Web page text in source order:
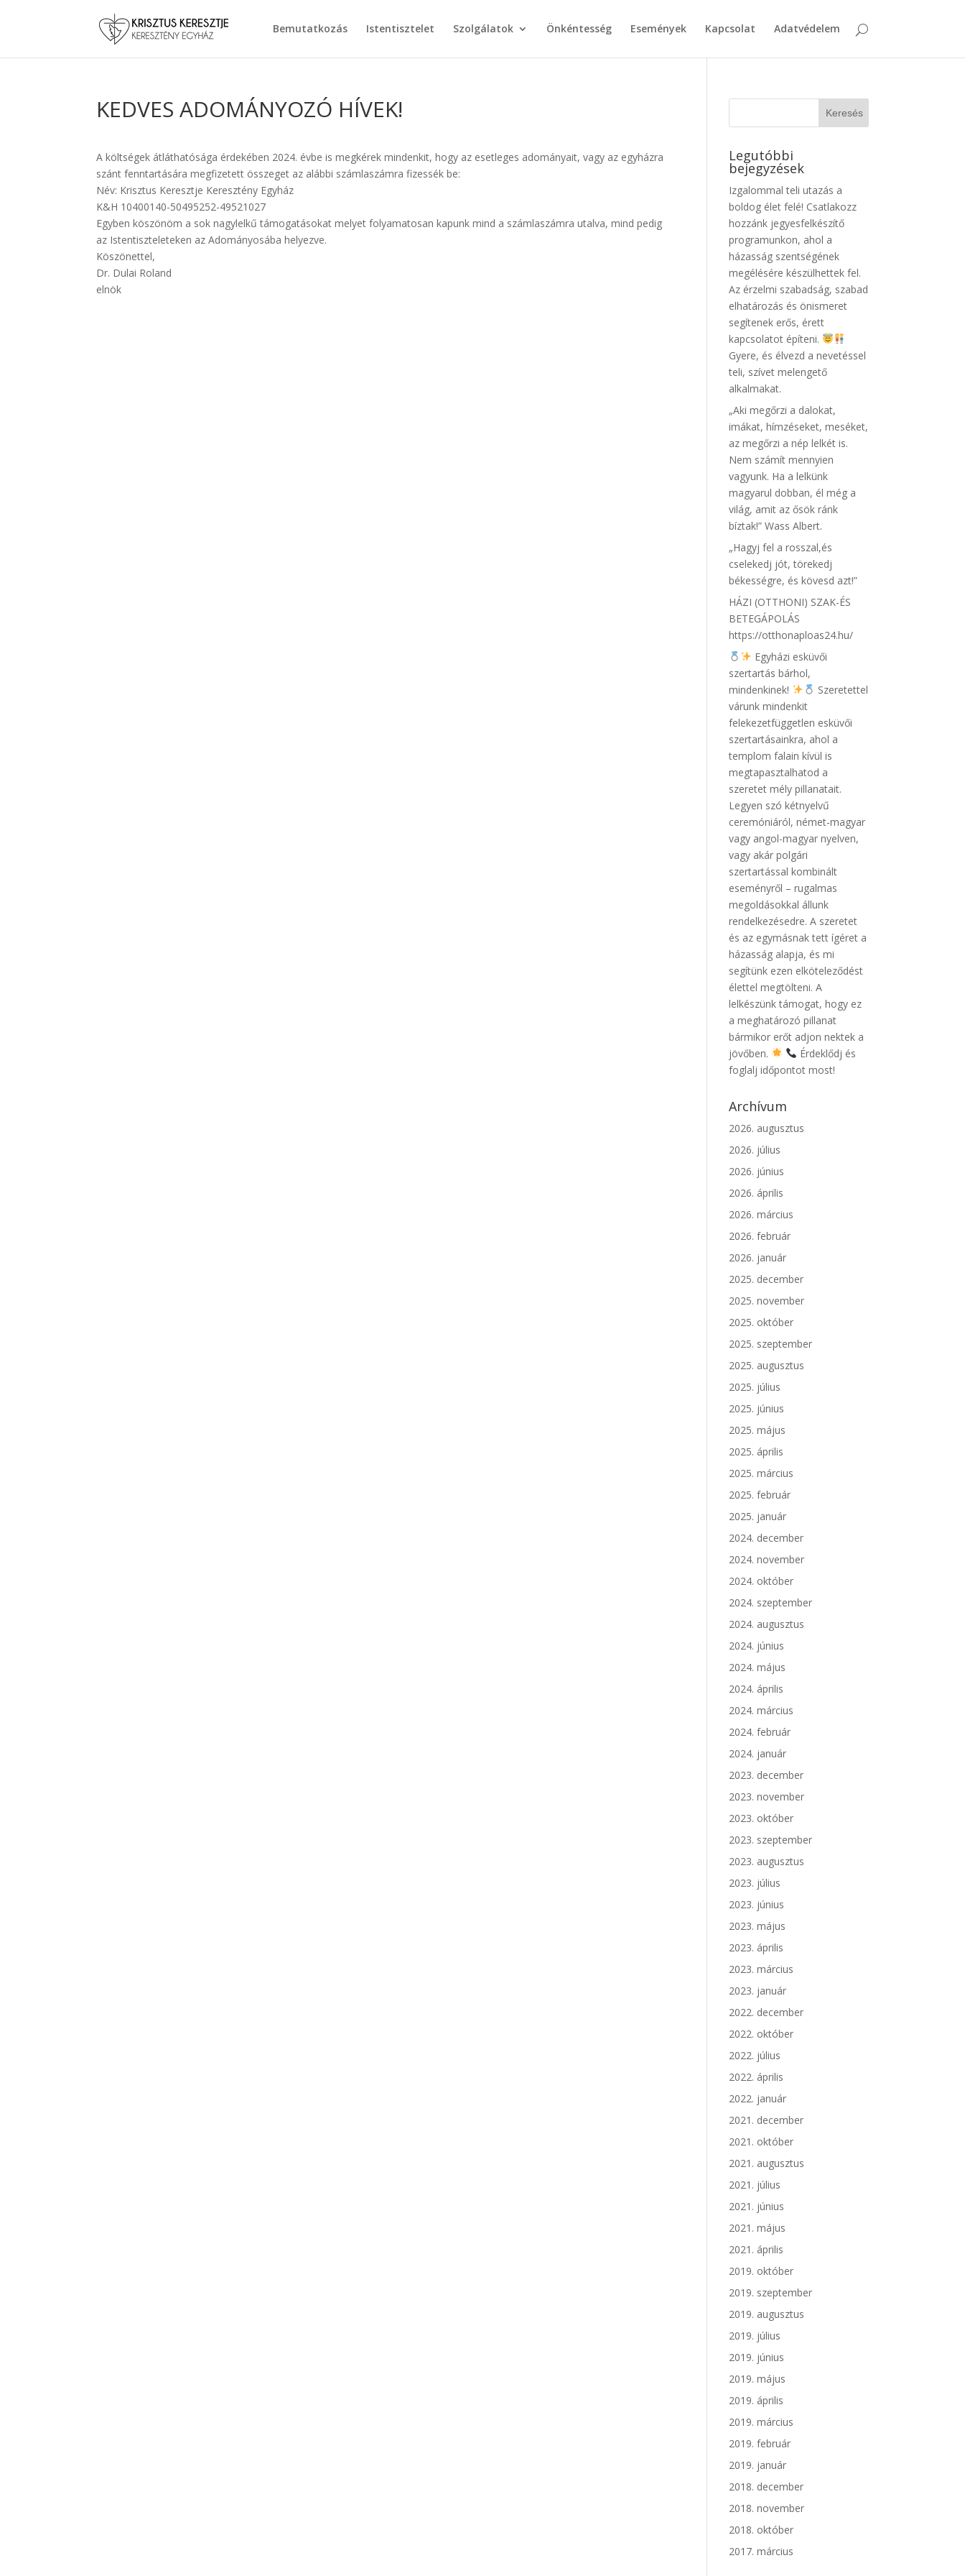
Bemutatkozás Istentisztelet Szolgálatok Önkéntesség Események Kapcsolat Adatvédelem
KEDVES ADOMÁNYOZÓ HÍVEK!
A költségek átláthatósága érdekében 2024. évbe is megkérek mindenkit, hogy az esetleges adományait, vagy az egyházra
szánt fenntartására megfizetett összeget az alábbi számlaszámra fizessék be:
Név: Krisztus Keresztje Keresztény Egyház
K&H 10400140-50495252-49521027
Egyben köszönöm a sok nagylelkű támogatásokat melyet folyamatosan kapunk mind a számlaszámra utalva, mind pedig
az Istentiszteleteken az Adományosába helyezve.
Köszönettel,
Dr. Dulai Roland
elnök
Legutóbbi
bejegyzések
Izgalommal teli utazás a
boldog élet felé! Csatlakozz
hozzánk jegyesfelkészítő
programunkon, ahol a
házasság szentségének
megélésére készülhettek fel.
Az érzelmi szabadság, szabad
elhatározás és önismeret
segítenek erős, érett
kapcsolatot építeni.
Gyere, és élvezd a nevetéssel
teli, szívet melengető
alkalmakat.
„Aki megőrzi a dalokat,
imákat, hímzéseket, meséket,
az megőrzi a nép lelkét is.
Nem számít mennyien
vagyunk. Ha a lelkünk
magyarul dobban, él még a
világ, amit az ősök ránk
bíztak!” Wass Albert.
„Hagyj fel a rosszal,és
cselekedj jót, törekedj
békességre, és kövesd azt!”
HÁZI (OTTHONI) SZAK-ÉS
BETEGÁPOLÁS
https://otthonaploas24.hu/
Egyházi esküvői
szertartás bárhol,
mindenkinek!
Szeretettel
várunk mindenkit
felekezetfüggetlen esküvői
szertartásainkra, ahol a
templom falain kívül is
megtapasztalhatod a
szeretet mély pillanatait.
Legyen szó kétnyelvű
ceremóniáról, német-magyar
vagy angol-magyar nyelven,
vagy akár polgári
szertartással kombinált
eseményről – rugalmas
megoldásokkal állunk
rendelkezésedre. A szeretet
és az egymásnak tett ígéret a
házasság alapja, és mi
segítünk ezen elköteleződést
élettel megtölteni. A
lelkészünk támogat, hogy ez
a meghatározó pillanat
bármikor erőt adjon nektek a
jövőben.
Érdeklődj és
foglalj időpontot most!
Archívum
2026. augusztus
2026. július
2026. június
2026. április
2026. március
2026. február
2026. január
2025. december
2025. november
2025. október
2025. szeptember
2025. augusztus
2025. július
2025. június
2025. május
2025. április
2025. március
2025. február
2025. január
2024. december
2024. november
2024. október
2024. szeptember
2024. augusztus
2024. június
2024. május
2024. április
2024. március
2024. február
2024. január
2023. december
2023. november
2023. október
2023. szeptember
2023. augusztus
2023. július
2023. június
2023. május
2023. április
2023. március
2023. január
2022. december
2022. október
2022. július
2022. április
2022. január
2021. december
2021. október
2021. augusztus
2021. július
2021. június
2021. május
2021. április
2019. október
2019. szeptember
2019. augusztus
2019. július
2019. június
2019. május
2019. április
2019. március
2019. február
2019. január
2018. december
2018. november
2018. október
2017. március